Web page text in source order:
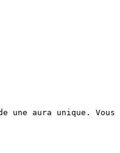
une aura unique.